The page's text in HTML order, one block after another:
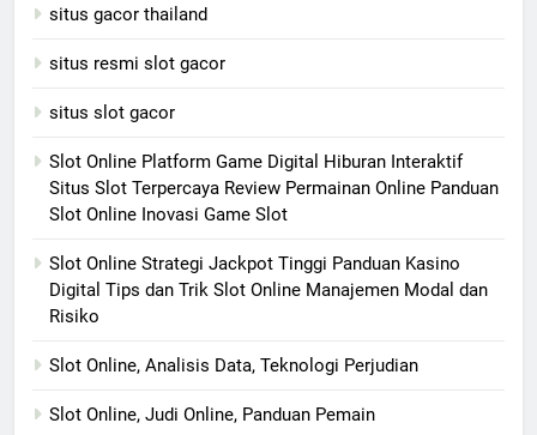
situs gacor thailand
situs resmi slot gacor
situs slot gacor
Slot Online Platform Game Digital Hiburan Interaktif
Situs Slot Terpercaya Review Permainan Online Panduan
Slot Online Inovasi Game Slot
Slot Online Strategi Jackpot Tinggi Panduan Kasino
Digital Tips dan Trik Slot Online Manajemen Modal dan
Risiko
Slot Online, Analisis Data, Teknologi Perjudian
Slot Online, Judi Online, Panduan Pemain